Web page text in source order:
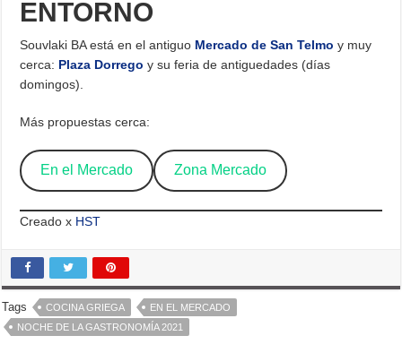
ENTORNO
Souvlaki BA está en el antiguo Mercado de San Telmo y muy
cerca: Plaza Dorrego y su feria de antiguedades (días
domingos).
Más propuestas cerca:
En el Mercado Zona Mercado
Creado x HST
Tags COCINA GRIEGA
EN EL MERCADO
NOCHE DE LA GASTRONOMÍA 2021